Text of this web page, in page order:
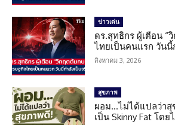
ข่าวเด่น
ดร.สุทธิกร ผู้เตือน “
ไทยเป็นคนแรก วันนี้
สิงหาคม 3, 2026
สุขภาพ
ผอม…ไม่ได้แปลว่า
เป็น Skinny Fat โดย